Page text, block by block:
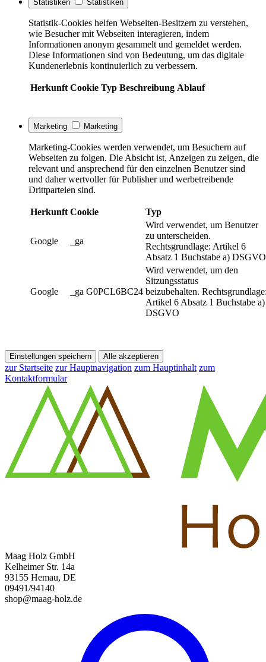
Statistiken Statistiken
Statistik-Cookies helfen Webseiten-Besitzern zu verstehen,
wie Besucher mit Webseiten interagieren, indem
Informationen anonym gesammelt und gemeldet werden.
Diese Informationen sind von Bedeutung, um das digitale
Kundenerlebnis kontinuierlich zu verbessern.
Herkunft Cookie Typ Beschreibung Ablauf
Marketing Marketing
Marketing-Cookies werden verwendet, um Besuchern auf
Webseiten zu folgen. Die Absicht ist, Anzeigen zu zeigen, die
relevant und ansprechend für den einzelnen Benutzer sind
und daher wertvoller für Publisher und werbetreibende
Drittparteien sind.
Herkunft Cookie Typ
Google _ga
Wird verwendet, um Benutzer
zu unterscheiden.
Rechtsgrundlage: Artikel 6
Absatz 1 Buchstabe a) DSGVO
Google _ga G0PCL6BC24
Wird verwendet, um den
Sitzungsstatus
beizubehalten.
Artikel 6 Absatz 1 Buchstabe a)
DSGVO
Einstellungen speichern Alle akzeptieren
zur Startseite zur Hauptnavigation zum Hauptinhalt zum
Kontaktformular
Maag Holz GmbH
Kelheimer Str. 14a
93155 Hemau, DE
09491/94140
shop@maag-holz.de